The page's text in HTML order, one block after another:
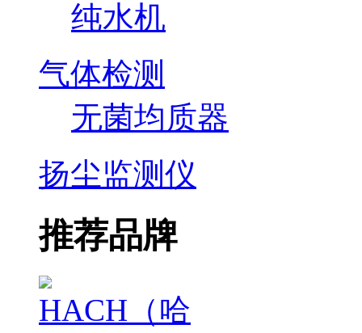
纯水机
气体检测
无菌均质器
扬尘监测仪
推荐品牌